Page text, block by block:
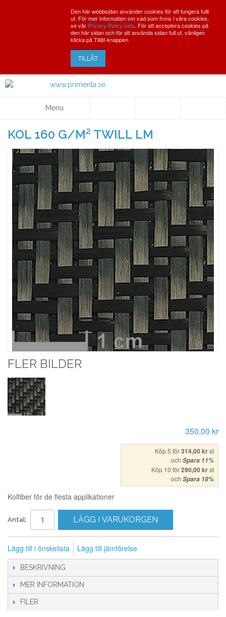
Den här webbsidan använder cookies för att fungera fullt
ut. För mer information om vad som finns i våra cookies,
se vår Privacy Policy-sida. För att acceptera cookies på
den här sidan och för att använda sidan full ut, vänligen
klicka på Tillåt-knappen.
TILLÅT
Menu
KOL 160 G/M² TWILL LM
FLER BILDER
350,00 kr
Köp 5 för314,00 krst
och Spara 11%
Köp 10 för290,00 krst
och Spara 18%
Kolfiber för de flesta applikationer
Antal: LÄGG I VARUKORGEN
Lägg till i önskelista Lägg till jämförelse
BESKRIVNING
MER INFORMATION
FILER